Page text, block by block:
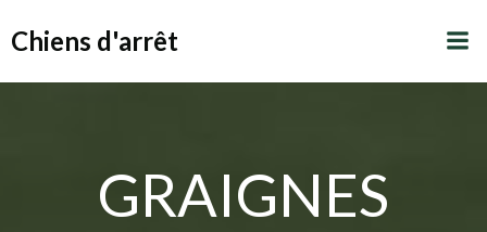
Chiens d'arrêt
GRAIGNES